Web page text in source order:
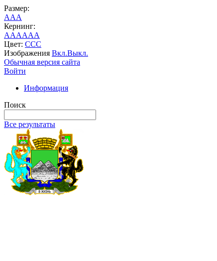
Размер:
AAA
Кернинг:
AAAAAA
Цвет: CCC
Изображения Вкл.Выкл.
Обычная версия сайта
Войти
Информация
Поиск
Все результаты